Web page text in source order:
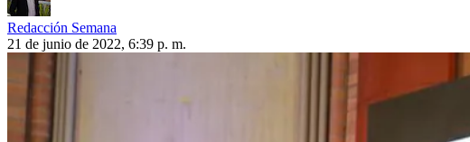
Redacción Semana
21 de junio de 2022, 6:39 p. m.